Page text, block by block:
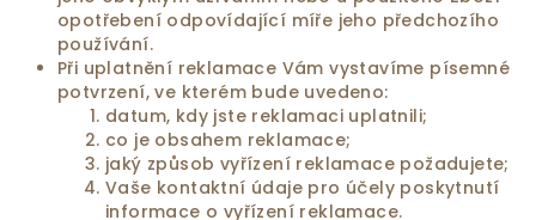
opotřebení odpovídající míře jeho předchozího
používání.
Při uplatnění reklamace Vám vystavíme písemné
potvrzení, ve kterém bude uvedeno:
datum, kdy jste reklamaci uplatnili;
co je obsahem reklamace;
jaký způsob vyřízení reklamace požadujete;
Vaše kontaktní údaje pro účely poskytnutí
informace o vyřízení reklamace.